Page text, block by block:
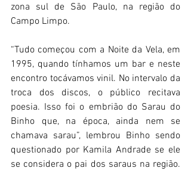
zona sul de São Paulo, na região do
Campo Limpo.
“Tudo começou com a Noite da Vela, em
1995, quando tínhamos um bar e neste
encontro tocávamos vinil. No intervalo da
troca dos discos, o público recitava
poesia. Isso foi o embrião do Sarau do
Binho que, na época, ainda nem se
chamava sarau”, lembrou Binho sendo
questionado por Kamila Andrade se ele
se considera o pai dos saraus na região.